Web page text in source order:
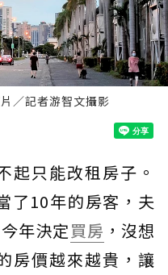
／記者游智文攝影
起只能改租房子。
了10年的房客，夫
今年決定買房 ，沒想
房價越來越貴，讓